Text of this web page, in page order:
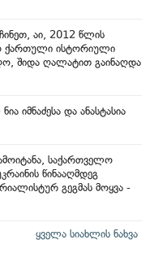
აი, 2012 წლის
ქართული ისტორიული
შიდა ღალატით გაინაღდა
იმნაძესა და ანასტასია
საქართველო
წინააღმდეგ
გეგმას მოყვა -
ყველა სიახლის ნახვა